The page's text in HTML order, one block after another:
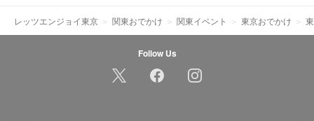
レッツエンジョイ東京 関東おでかけ 関東イベント 東京おでかけ
Follow Us